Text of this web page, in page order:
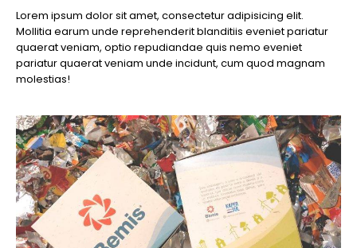
Lorem ipsum dolor sit amet, consectetur adipisicing elit.
Mollitia earum unde reprehenderit blanditiis eveniet pariatur
quaerat veniam, optio repudiandae quis nemo eveniet
pariatur quaerat veniam unde incidunt, cum quod magnam
molestias!